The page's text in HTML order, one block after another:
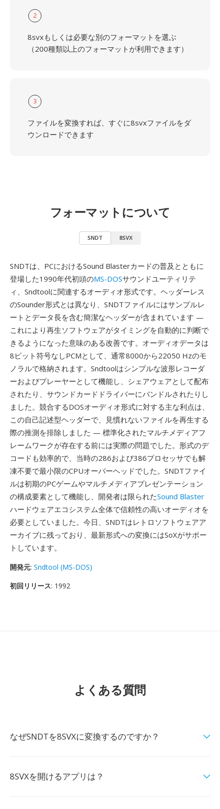
2
8svxもしくは必要な別のフォーマットを選ぶ
（200種類以上のフォーマットが利用できます）
3
ファイルを変換すれば、すぐに8svxファイルをダ
ウンロードできます
フォーマットについて
SNDT 8SVX
SNDTは、PCにおけるSound Blasterカードの普及とともに
登場した1990年代初頭のMS-DOSサウンドユーティリテ
ィ、Sndtoolに関連するオーディオ形式です。ヘッダーレス
のSounder形式とは異なり、SNDTファイルにはサンプルレ
ートとデータ長を含む簡潔なヘッダーが含まれています —
これにより再生ソフトウェアがタイミングを自動的に判断で
きるようになった意味のある改善です。オーディオデータは
8ビット符号なしPCMとして、通常8000から22050 Hzのモ
ノラルで格納されます。Sndtoolはシンプルな波形レコーダ
ーおよびプレーヤーとして機能し、シェアウェアとして配布
されたり、サウンドカードドライバーにバンドルされたりし
ました。競合するDOSオーディオ形式に対する主な利点は、
この自己記述型ヘッダーで、見慣れないファイルを再生する
際の推測を排除しました — 標準化されたマルチメディアフ
レームワークが存在する前には実際の問題でした。形式のデ
コードも効率的で、当時の286および386プロセッサでも解
凍不要で最小限のCPUオーバーヘッドでした。SNDTファイ
ルは初期のPCゲームやマルチメディアプレゼンテーション
の構成要素として機能し、開発者は限られたSound Blaster
ハードウェアエコシステム全体で信頼性の高いオーディオを
必要としていました。今日、SNDTはレトロソフトウェアア
ーカイブに残っており、最新形式への変換にはSoXがサポー
トしています。
開発元: Sndtool (MS-DOS)
初回リリース: 1992
よくある質問
なぜSNDTを8SVXに変換するのですか？
8SVXを開けるアプリは？